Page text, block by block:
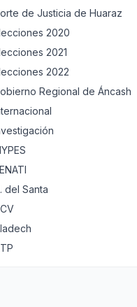
de Justicia de Huaraz
2020
2021
2022
Regional de Áncash
del Santa